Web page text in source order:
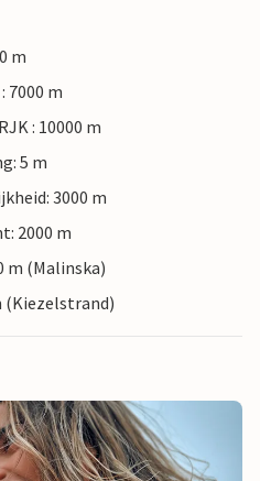
m
7000 m
: 10000 m
5 m
3000 m
2000 m
m (Malinska)
(Kiezelstrand)